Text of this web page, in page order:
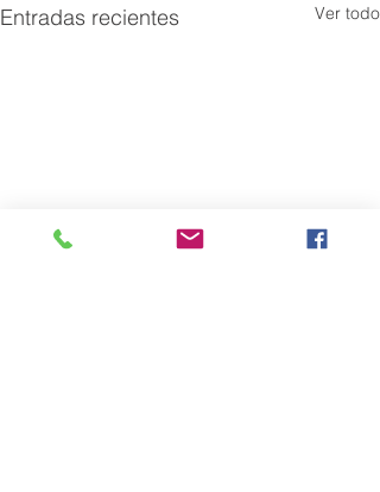
Entradas recientes Ver todo